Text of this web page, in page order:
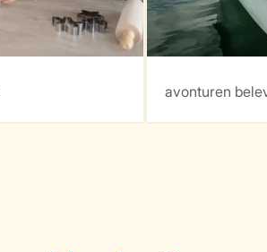
avonturen